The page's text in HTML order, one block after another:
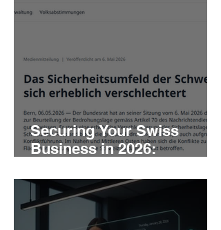
Securing Your Swiss
Business in 2026:
Threat Landscape - The
New Reality of Swiss
Security in 2026